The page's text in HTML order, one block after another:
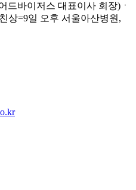
드바이저스 대표이사 회장)ㆍ
상=9일 오후 서울아산병원,